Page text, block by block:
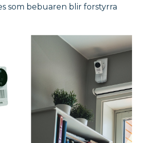
som bebuaren blir forstyrra